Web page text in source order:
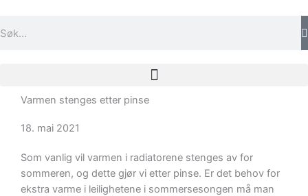
til
Varmen stenges etter pinse
18. mai 2021
Som vanlig vil varmen i radiatorene stenges av for
sommeren, og dette gjør vi etter pinse. Er det behov for
ekstra varme i leilighetene i sommersesongen må man